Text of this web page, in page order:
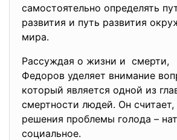
самостоятельно определять
развития и путь развития
мира.
Рассуждая о жизни и смерти,
Федоров уделяет внимание
который является одной из
смертности людей. Он считает,
решения проблемы голода –
социальное.